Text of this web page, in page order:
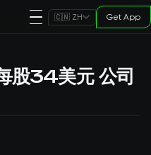
🇨🇳 ZH Get App
34美元 公司